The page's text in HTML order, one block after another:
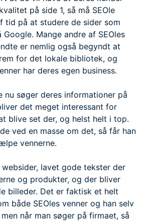
på side 1, så må SEOle
tid på at studere de sider som
Mange andre af SEOles
er nemlig også begyndt at
for det lokale bibliotek, og
har deres egen business.
nu søger deres informationer på
det meget interessant for
blive set der, og helst helt i top.
ved en masse om det, så får han
vennerne.
lavet gode tekster der
og produkter, og der bliver
billeder. Det er faktisk et helt
både SEOles venner og han selv
når man søger på firmaet, så